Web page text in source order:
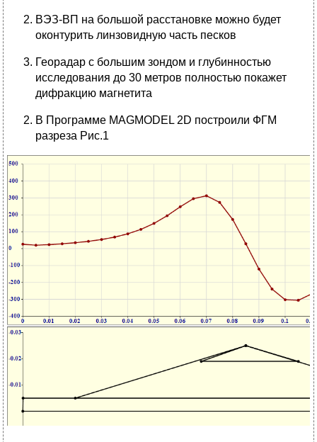
ВЭЗ-ВП на большой расстановке можно будет
оконтурить линзовидную часть песков
Георадар с большим зондом и глубинностью
исследования до 30 метров полностью покажет
дифракцию магнетита
В Программе МАGMODEL 2D построили ФГМ
разреза Рис.1